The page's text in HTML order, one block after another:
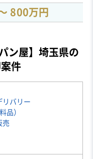
800万円
ン屋】埼玉県の
件
リバリー
品）
売